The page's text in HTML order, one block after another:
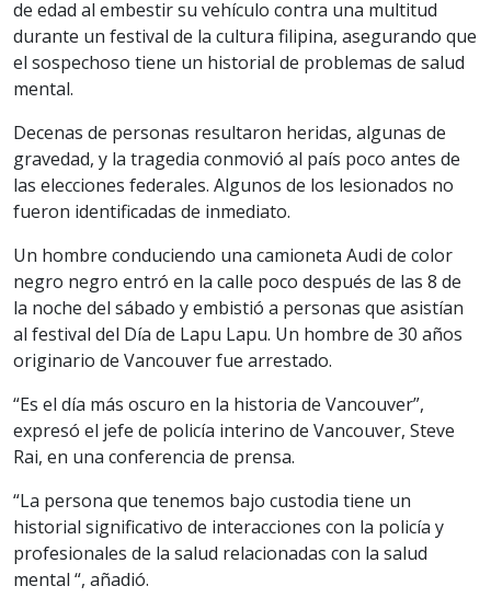
de edad al embestir su vehículo contra una multitud
durante un festival de la cultura filipina, asegurando que
el sospechoso tiene un historial de problemas de salud
mental.
Decenas de personas resultaron heridas, algunas de
gravedad, y la tragedia conmovió al país poco antes de
las elecciones federales. Algunos de los lesionados no
fueron identificadas de inmediato.
Un hombre conduciendo una camioneta Audi de color
negro negro entró en la calle poco después de las 8 de
la noche del sábado y embistió a personas que asistían
al festival del Día de Lapu Lapu. Un hombre de 30 años
originario de Vancouver fue arrestado.
“Es el día más oscuro en la historia de Vancouver”,
expresó el jefe de policía interino de Vancouver, Steve
Rai, en una conferencia de prensa.
“La persona que tenemos bajo custodia tiene un
historial significativo de interacciones con la policía y
profesionales de la salud relacionadas con la salud
mental “, añadió.